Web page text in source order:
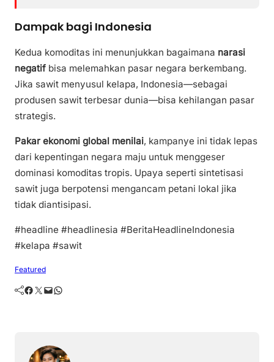
Dampak bagi Indonesia
Kedua komoditas ini menunjukkan bagaimana narasi
negatif bisa melemahkan pasar negara berkembang.
Jika sawit menyusul kelapa, Indonesia—sebagai
produsen sawit terbesar dunia—bisa kehilangan pasar
strategis.
Pakar ekonomi global menilai, kampanye ini tidak lepas
dari kepentingan negara maju untuk menggeser
dominasi komoditas tropis. Upaya seperti sintetisasi
sawit juga berpotensi mengancam petani lokal jika
tidak diantisipasi.
#headline #headlinesia #BeritaHeadlineIndonesia
#kelapa #sawit
Featured
Facebook Twitter Mail WhatsApp